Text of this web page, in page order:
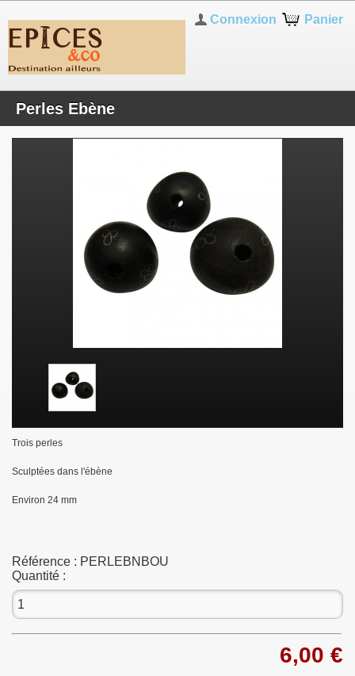
Panier
Connexion
Perles Ebène
Trois perles
Sculptées dans l'ébène
Environ 24 mm
Référence : PERLEBNBOU
Quantité :
6,00 €